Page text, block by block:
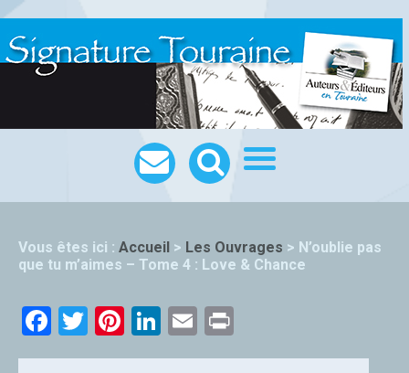
Vous êtes ici : Accueil > Les Ouvrages > N’oublie pas
que tu m’aimes – Tome 4 : Love & Chance
Facebook
TwitterPinterest
LinkedIn
Email